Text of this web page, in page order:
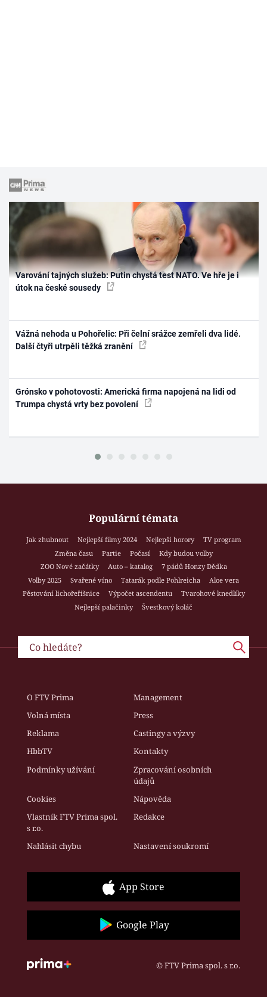
Varování tajných služeb: Putin chystá test NATO. Ve hře je i
útok na české sousedy
Vážná nehoda u Pohořelic: Při čelní srážce zemřeli dva lidé.
Další čtyři utrpěli těžká zranění
Grónsko v pohotovosti: Americká firma napojená na lidi od
Trumpa chystá vrty bez povolení
Populární témata
Jak zhubnout Nejlepší filmy 2024 Nejlepší horory
TV program
Změna času
Partie Počasí
Kdy budou volby
ZOO Nové začátky
Auto – katalog
7 pádů Honzy Dědka
Volby 2025
Svařené víno Tatarák podle Pohlreicha
Aloe vera
Pěstování lichořeřišnice
Výpočet ascendentu
Tvarohové knedlíky
Nejlepší palačinky
Švestkový koláč
O FTV Prima
Management
Volná místa
Press
Reklama
Castingy a výzvy
HbbTV
Kontakty
Podmínky užívání
Zpracování osobních
údajů
Cookies
Nápověda
Vlastník FTV Prima spol.
s r.o.
Redakce
Nahlásit chybu Nastavení soukromí
App Store
Google Play
© FTV Prima spol. s r.o.